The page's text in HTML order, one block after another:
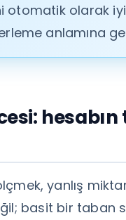
otomatik olarak
anlamına
hesabın
yanlış
basit bir taban